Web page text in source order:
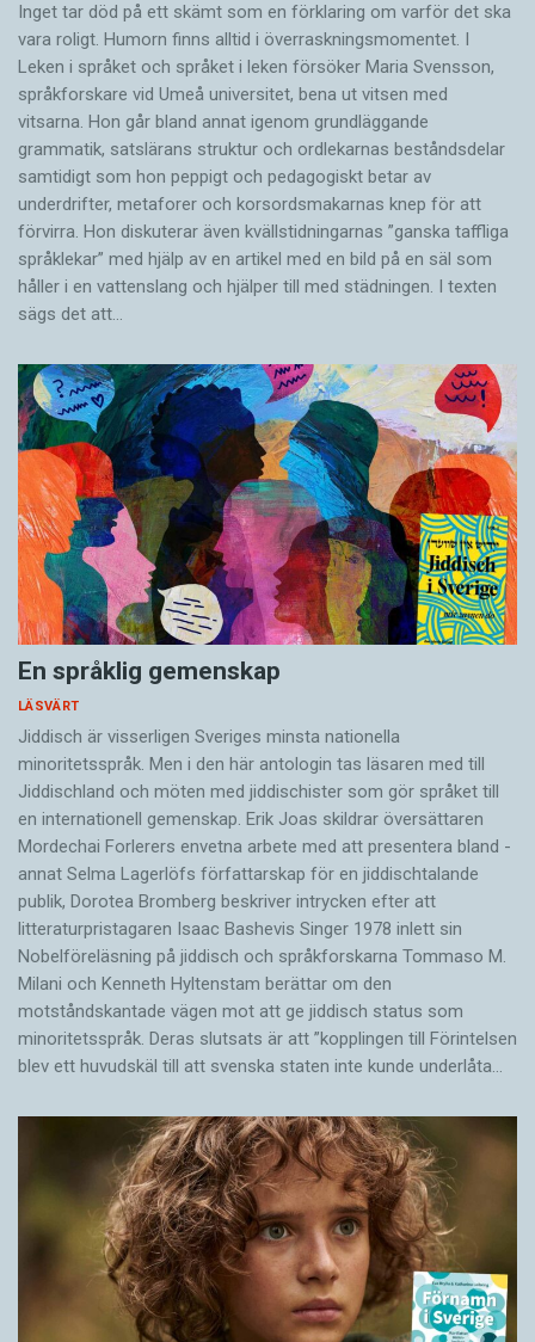
Inget tar död på ett skämt som en förklaring om varför det ska
vara roligt. Humorn finns alltid i överrask­ningsmomentet. I
Leken i språket och språket i leken för­söker Maria Svensson,
språkforskare vid Umeå universitet, bena ut vitsen med
vitsarna. Hon går bland annat igenom grundläggande
grammatik, satslärans struktur och ord­lekarnas beståndsdelar
samtidigt som hon peppigt och pedagogiskt betar av
underdrifter, meta­forer och korsords­makarnas knep för att
förvirra. Hon diskuterar även ­kvällstidningarnas ”ganska taffliga
språklekar” med hjälp av en artikel med en bild på en säl som
håller i en vatten­slang och hjälper till med städningen. I ­texten
sägs det att…
En språklig gemenskap
LÄSVÄRT
Jiddisch är visserligen Sveriges minsta nationella
minoritetsspråk. Men i den här antologin tas läsaren med till
Jiddischland och möten med jiddischister som gör språket till
en internationell gemenskap. Erik Joas skildrar översättaren
Morde­chai Forlerers envetna arbete med att presentera bland ­
annat Selma Lagerlöfs författarskap för en jiddisch­talande
publik, Dorotea Bromberg beskriver intrycken efter att
litteraturpristagaren Isaac Bashevis Singer 1978 inlett sin
Nobelföreläsning på jiddisch och språkforskarna Tommaso M.
Milani och Kenneth Hyltenstam berättar om den
motståndskantade vägen mot att ge jiddisch status som
minoritetsspråk. Deras slutsats är att ”kopplingen till Förintelsen
blev ett huvud­skäl till att svenska staten inte kunde underlåta…